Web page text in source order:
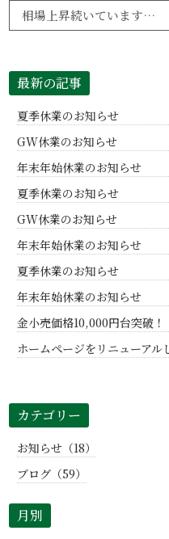
相場上昇続いています！ブランド品 時計 貴金属 宝石 売り時です(*^^*)高額商品続々買い入れ中！
最新の記事
夏季休業のお知らせ
GW休業のお知らせ
年末年始休業のお知らせ
夏季休業のお知らせ
GW休業のお知らせ
年末年始休業のお知らせ
夏季休業のお知らせ
年末年始休業のお知らせ
金小売価格10,000円台突破！
ホームページをリニューアル
カテゴリー
お知らせ（18）
ブログ（59）
月別